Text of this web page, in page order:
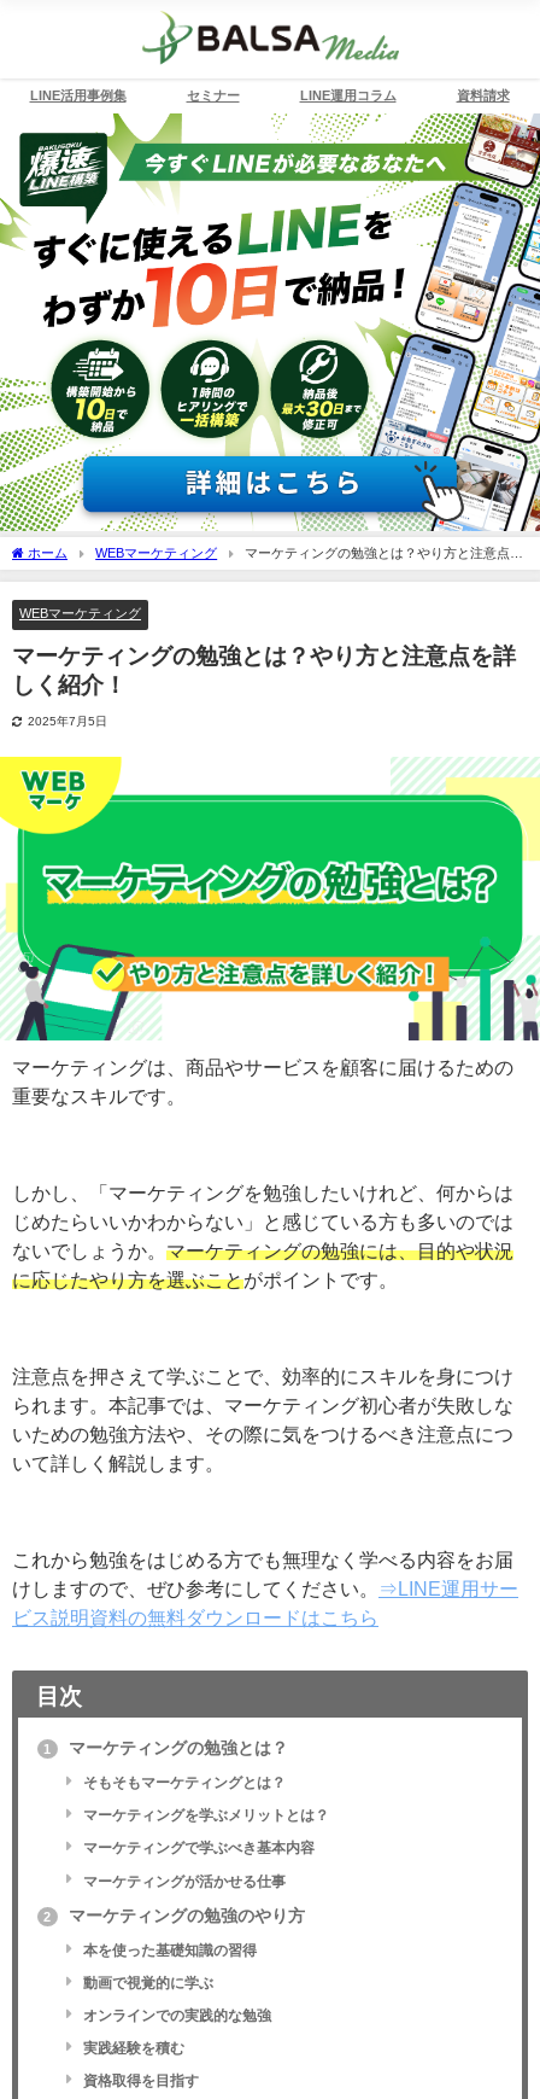
LINE活用事例集 セミナー LINE運用コラム 資料請求
ホーム WEBマーケティング
マーケティングの勉強とは？やり方と注意
点を詳しく紹介！
WEBマーケティング
マーケティングの勉強とは？やり方と注意点を
詳しく紹介！
マーケティングは、商品やサービスを顧客に届けるため
の重要なスキルです。
はじめたらいいかわからない」と感じている方も多いの
ではないでしょうか。マーケティングの勉強には、目的
や状況に応じたやり方を選ぶことがポイントです。
けられます。本記事では、マーケティング初心者が失敗
しないための勉強方法や、その際に気をつけるべき注意
点について詳しく解説します。
届けしますので、ぜひ参考にしてください。⇒LINE運用
サービス説明資料の無料ダウンロードはこちら
目次
そもそもマーケティングとは？
マーケティングを学ぶメリットとは？
マーケティングで学ぶべき基本内容
マーケティングが活かせる仕事
マーケティングの勉強のやり方
本を使った基礎知識の習得
動画で視覚的に学ぶ
オンラインでの実践的な勉強
実践経験を積む
資格取得を目指す
最新トレンドのキャッチアップ